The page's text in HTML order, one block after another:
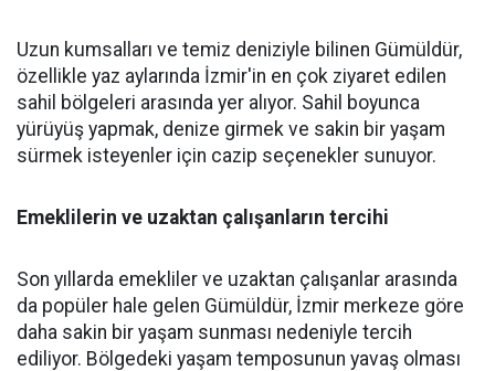
Uzun kumsalları ve temiz deniziyle bilinen Gümüldür,
özellikle yaz aylarında İzmir'in en çok ziyaret edilen
sahil bölgeleri arasında yer alıyor. Sahil boyunca
yürüyüş yapmak, denize girmek ve sakin bir yaşam
sürmek isteyenler için cazip seçenekler sunuyor.
Emeklilerin ve uzaktan çalışanların tercihi
Son yıllarda emekliler ve uzaktan çalışanlar arasında
da popüler hale gelen Gümüldür, İzmir merkeze göre
daha sakin bir yaşam sunması nedeniyle tercih
ediliyor. Bölgedeki yaşam temposunun yavaş olması